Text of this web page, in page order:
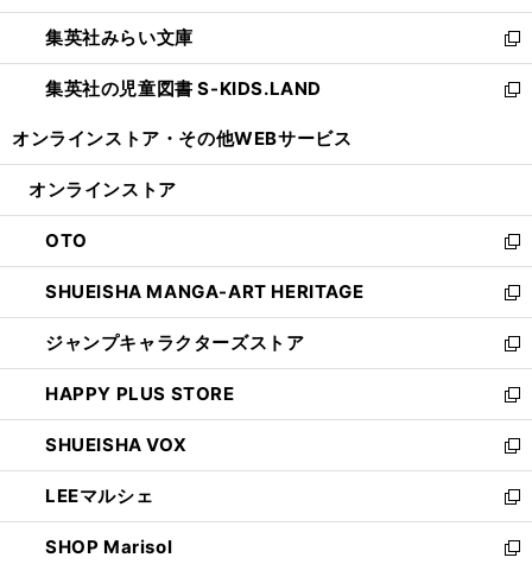
開
く
ウ
で
開
く
ン
ド
ウ
で
ウ
ィ
ン
ド
開
集英社みらい文庫
新
し
い
ン
ウ
で
開
く
集英社の児童図書 S-KIDS.LAND
新
ウ
ン
ド
ウ
で
開
く
オンラインストア・ その他WEBサービス
オンラインストア
OTO
新
し
い
ウ
ィ
ン
ド
ウ
で
開
く
SHUEISHA MANGA-ART HERITAGE
新
し
い
ウ
ィ
ン
ド
ウ
で
開
く
ジャンプキャラクターズストア
新
し
い
ウ
ィ
ン
ド
ウ
で
HAPPY PLUS STORE
新
し
い
ウ
ィ
ン
ド
SHUEISHA VOX
新
し
い
ウ
ィ
LEEマルシェ
新
し
い
SHOP Marisol
新